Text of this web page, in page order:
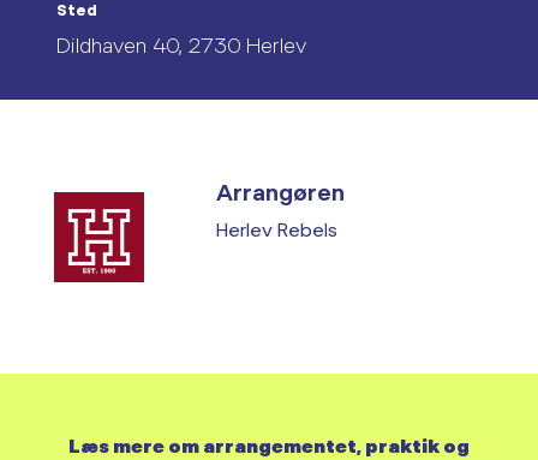
Sted
Dildhaven 40, 2730 Herlev
Arrangøren
Herlev Rebels
Læs mere om arrangementet, praktik og